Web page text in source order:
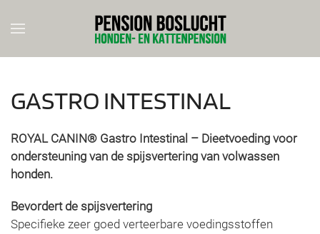
Skip to main content
GASTRO INTESTINAL
ROYAL CANIN® Gastro Intestinal – Dieetvoeding voor
ondersteuning van de spijsvertering van volwassen
honden.
Bevordert de spijsvertering
Specifieke zeer goed verteerbare voedingsstoffen